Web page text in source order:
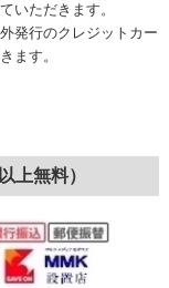
いただきます。
発行のクレジットカー
ます。
上無料）